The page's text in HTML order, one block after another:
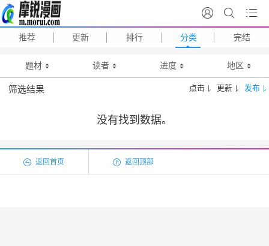
推荐 更新 排行 分类 完结
题材 读者 进度 地区
筛选结果 发布
更新
点击
没有找到数据。
返回首页 返回顶部